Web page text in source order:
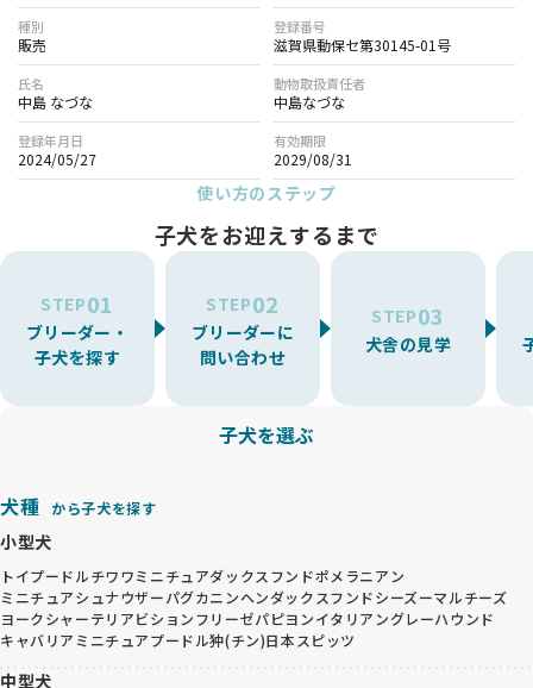
種別
販売
登録番号
滋賀県動保セ第30145-01号
氏名
中島 なづな
動物取扱責任者
中島なづな
登録年月日
2024/05/27
有効期限
2029/08/31
使い方のステップ
子犬をお迎えするまで
STEP01
ブリーダー・
子犬を探す
STEP02
ブリーダーに
問い合わせ
STEP03
犬舎の見学
子犬を選ぶ
犬種 から子犬を探す
小型犬
トイプードルチワワミニチュアダックスフンドポメラニアン
ミニチュアシュナウザーパグカニンヘンダックスフンドシーズーマルチーズ
ヨークシャーテリアビションフリーゼパピヨンイタリアングレーハウンド
キャバリア ミニチュアプードル狆(チン)日本スピッツ
中型犬